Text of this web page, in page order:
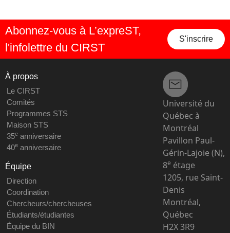
Abonnez-vous à L’expreST,
l'infolettre du CIRST
S'inscrire
À propos
Le CIRST
Comités
Programmes STS
Maison STS
35eanniversaire
40eanniversaire
Équipe
Direction
Coordination
Chercheurs/chercheuses
Étudiants/étudiantes
Équipe du BIN
Université du
Québec à
Montréal
Pavillon Paul-
Gérin-Lajoie (N),
8e étage
1205, rue Saint-
Denis
Montréal,
Québec
H2X 3R9